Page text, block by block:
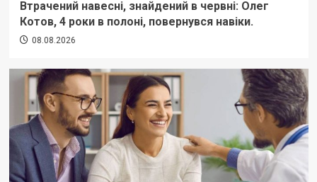
Втрачений навесні, знайдений в червні: Олег
Котов, 4 роки в полоні, повернувся навіки.
08.08.2026